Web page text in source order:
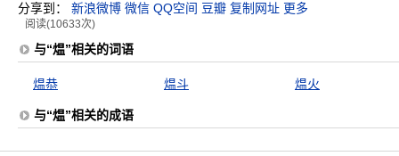
分享到： 新浪微博 微信 QQ空间 豆瓣 复制网址 更多
阅读(10633次)
与“煴”相关的词语
煴恭 煴斗 煴火
与“煴”相关的成语